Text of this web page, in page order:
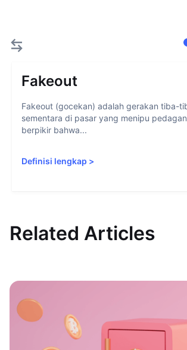
Fakeout
Fakeout (gocekan) adalah gerakan tiba-
sementara di pasar yang menipu
berpikir bahwa...
Definisi lengkap >
Related Articles